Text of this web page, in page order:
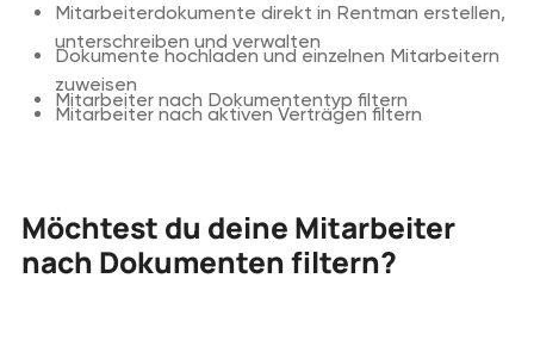
Mitarbeiterdokumente direkt in Rentman erstellen,
unterschreiben und verwalten
Dokumente hochladen und einzelnen Mitarbeitern
zuweisen
Mitarbeiter nach Dokumententyp filtern
Mitarbeiter nach aktiven Verträgen filtern
Möchtest du deine Mitarbeiter
nach Dokumenten filtern?